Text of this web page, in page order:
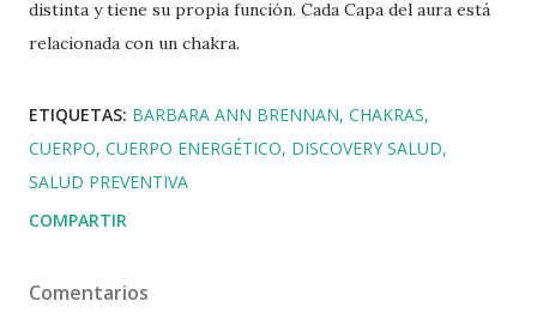
distinta y tiene su propia función. Cada Capa del aura está
relacionada con un chakra.
ETIQUETAS: BARBARA ANN BRENNAN CHAKRAS
CUERPO CUERPO ENERGÉTICO DISCOVERY SALUD
SALUD PREVENTIVA
COMPARTIR
Comentarios